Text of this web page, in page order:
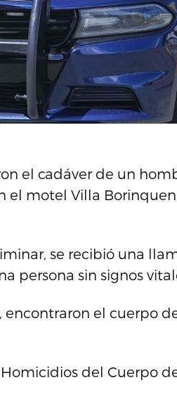
el cadáver de un
el motel Villa
se recibió una
persona sin signos
encontraron el cuerpo
del Cuerpo